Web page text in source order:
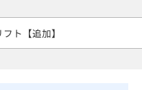
ト【追加】